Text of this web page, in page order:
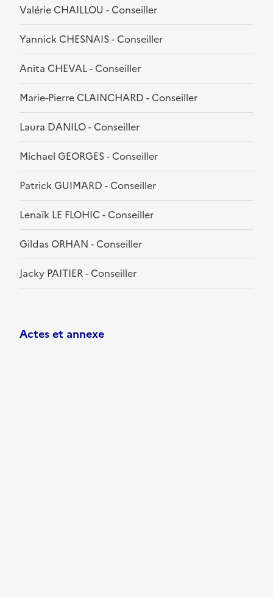
Valérie CHAILLOU - Conseiller
Yannick CHESNAIS - Conseiller
Anita CHEVAL - Conseiller
Marie-Pierre CLAINCHARD - Conseiller
Laura DANILO - Conseiller
Michael GEORGES - Conseiller
Patrick GUIMARD - Conseiller
Lenaïk LE FLOHIC - Conseiller
Gildas ORHAN - Conseiller
Jacky PAITIER - Conseiller
Actes et annexe